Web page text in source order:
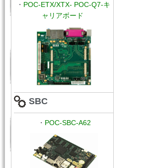
・ POC-ETX/XTX- POC-Q7-キ
ャリアボード
SBC
・ POC-SBC-A62